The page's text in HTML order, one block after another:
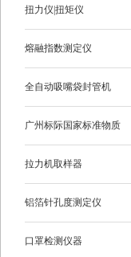
扭力仪|扭矩仪
熔融指数测定仪
全自动吸嘴袋封管机
广州标际国家标准物质
拉力机取样器
铝箔针孔度测定仪
口罩检测仪器